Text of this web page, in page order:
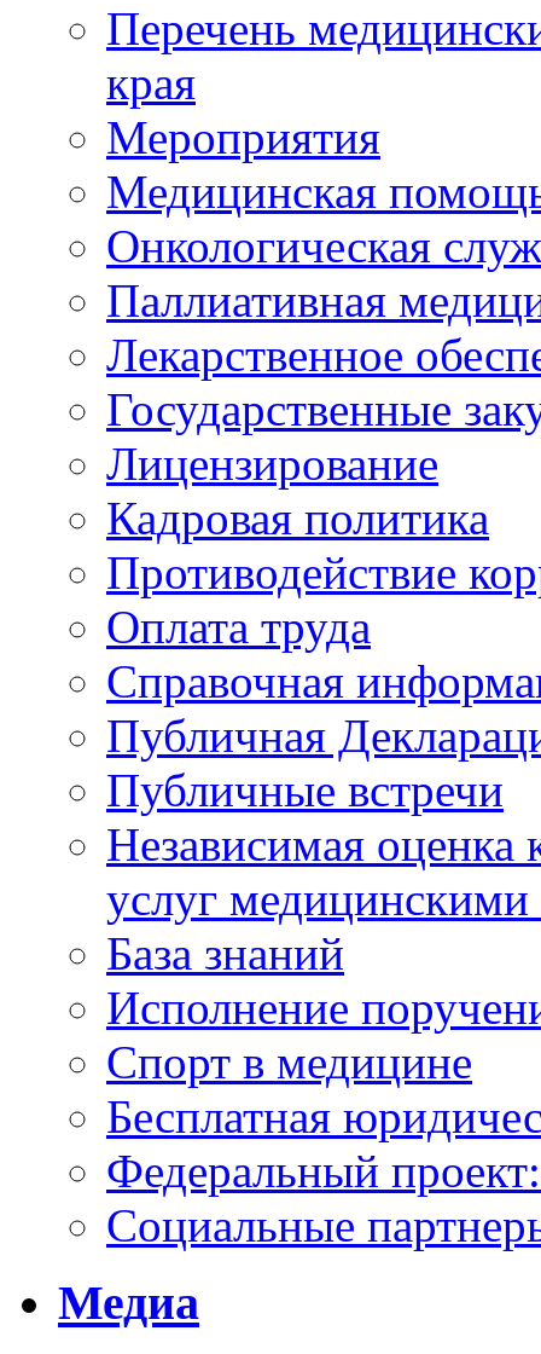
Перечень
края
Мероприятия
Медицинская
Онкологическая
Паллиативная
Лекарственное
Государственные
Лицензирование
Кадровая политика
Противодействие
Оплата труда
Справочная
Публичная
Публичные встречи
Независимая оценка
услуг
База знаний
Исполнение
Спорт в медицине
Бесплатная
Федеральный
Социальные
Медиа